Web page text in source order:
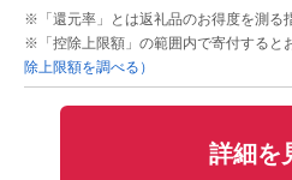
※「還元率」とは返礼品のお得度を測る
※「控除上限額」の範囲内で寄付すると
除上限額を調べる）
詳細を